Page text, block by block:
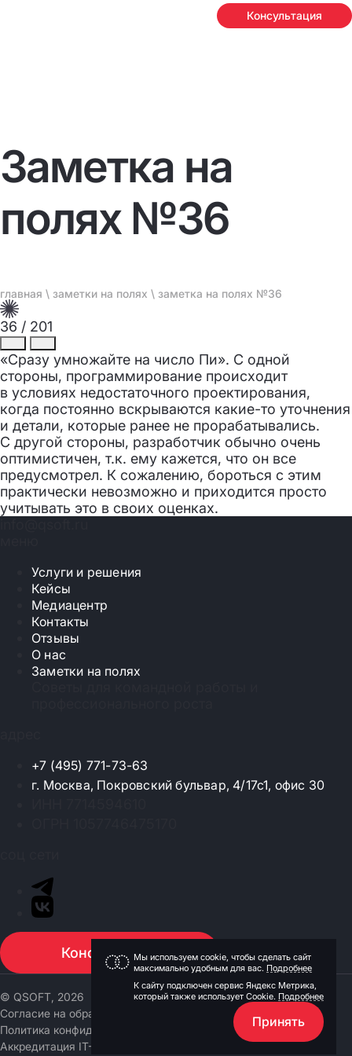
Консультация
Заметка на
полях №36
главная \ заметки на полях \ заметка на полях №36
36 / 201
«Сразу умножайте на число Пи». С одной
стороны, программирование происходит
в условиях недостаточного проектирования,
когда постоянно вскрываются какие-то уточнения
и детали, которые ранее не прорабатывались.
С другой стороны, разработчик обычно очень
оптимистичен, т.к. ему кажется, что он все
предусмотрел. К сожалению, бороться с этим
практически невозможно и приходится просто
учитывать это в своих оценках.
Мы используем cookie, чтобы сделать сайт
максимально удобным для вас. Подробнее
К сайту подключен сервис Яндекс Метрика,
который также использует Cookie. Подробнее
Принять
Услуги и решения
Кейсы
Медиацентр
Контакты
Отзывы
О нас
Заметки на полях
+7 (495) 771-73-63
г. Москва, Покровский бульвар, 4/17с1, офис 30
Консультация
© QSOFT, 2026
Согласие на обработку персональных данных
Политика конфиденциальности
Аккредитация IT-компании